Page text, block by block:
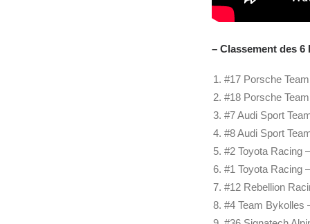
– Classement des 6
#17 Porsche
#18 Porsche
#7 Audi Sport
#8 Audi Sport
#2 Toyota Racing
#1 Toyota Racing
#12 Rebellion
#4 Team Bykolles